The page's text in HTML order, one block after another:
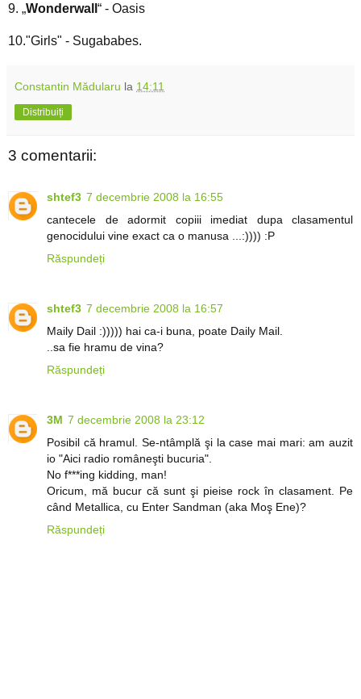
9. „Wonderwall “ - Oasis
10."Girls" - Sugababes.
Constantin Mădularu la 14:11
Distribuiți
3 comentarii:
shtef3 7 decembrie 2008 la 16:55
cantecele de adormit copiii imediat dupa clasamentul
genocidului vine exact ca o manusa ...:)))) :P
Răspundeți
shtef3 7 decembrie 2008 la 16:57
Maily Dail :))))) hai ca-i buna, poate Daily Mail.
..sa fie hramu de vina?
Răspundeți
3M 7 decembrie 2008 la 23:12
Posibil că hramul. Se-ntâmplă şi la case mai mari: am auzit
io "Aici radio româneşti bucuria".
No f***ing kidding, man!
Oricum, mă bucur că sunt şi pieise rock în clasament. Pe
când Metallica, cu Enter Sandman (aka Moş Ene)?
Răspundeți